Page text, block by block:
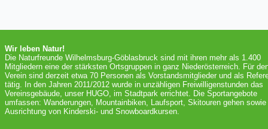
Wir leben Natur!
Die Naturfreunde Wilhelmsburg-Göblasbruck sind mit ihren mehr als 1.400
Mitgliedern eine der stärksten Ortsgruppen in ganz Niederösterreich. Für
Verein sind derzeit etwa 70 Personen als Vorstandsmitglieder und als
tätig. In den Jahren 2011/2012 wurde in unzähligen Freiwilligenstunden das
Vereinsgebäude, unser HUGO, im Stadtpark errichtet. Die Sportangebote
umfassen: Wanderungen, Mountainbiken, Laufsport, Skitouren gehen sowie
Ausrichtung von Kinderski- und Snowboardkursen.